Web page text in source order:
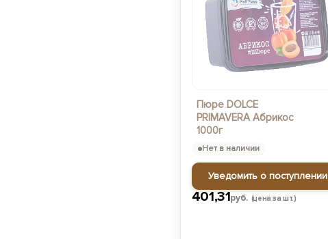
Пюре DOLCE
PRIMAVERA Абрикос
1000г
401,31руб. (цена за шт.)
Нет в наличии
Уведомить о поступлении